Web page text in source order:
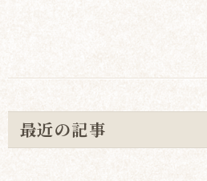
最近の記事